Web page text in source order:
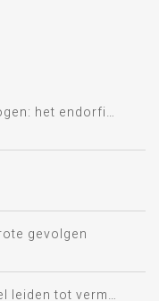
Ons natuurlijk herstelvermogen: het endorfine systeem.
gevolgen
exorfinen in gluten en zuivel leiden tot vermoeidheid